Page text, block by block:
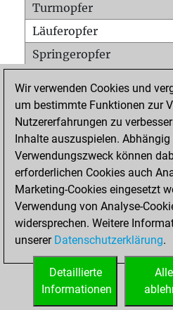
Turmopfer
Läuferopfer
Springeropfer
Matt auf vollem Brett
Bauer setzt Matt
Erstickte Matts
Unterverwandlungen
Türme auf der siebten
STARTSEITE
Wir verwenden Cookies und
um bestimmte Funktionen zur
Nutzererfahrungen zu
Inhalte auszuspielen. Abhängig
Verwendungszweck können
erforderlichen Cookies auch
Marketing-Cookies eingesetzt
Verwendung von Analyse-
widersprechen. Weitere
unserer Datenschutzerklärung.
Detaillierte
Informationen